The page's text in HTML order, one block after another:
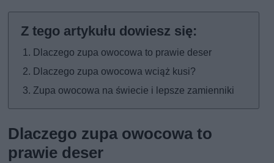
Dlaczego zupa owocowa to prawie deser
Dlaczego zupa owocowa wciąż kusi?
Zupa owocowa na świecie i lepsze zamienniki
Dlaczego zupa owocowa to
prawie deser